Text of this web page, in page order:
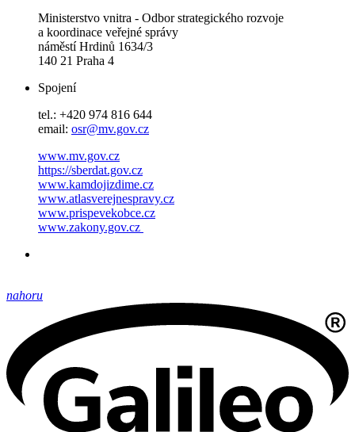
Ministerstvo vnitra - Odbor strategického rozvoje
a koordinace veřejné správy
náměstí Hrdinů 1634/3
140 21 Praha 4
Spojení
tel.: +420 974 816 644
email: osr@mv.gov.cz
www.mv.gov.cz
https://sberdat.gov.cz
www.kamdojizdime.cz
www.atlasverejnespravy.cz
www.prispevekobce.cz
www.zakony.gov.cz
nahoru